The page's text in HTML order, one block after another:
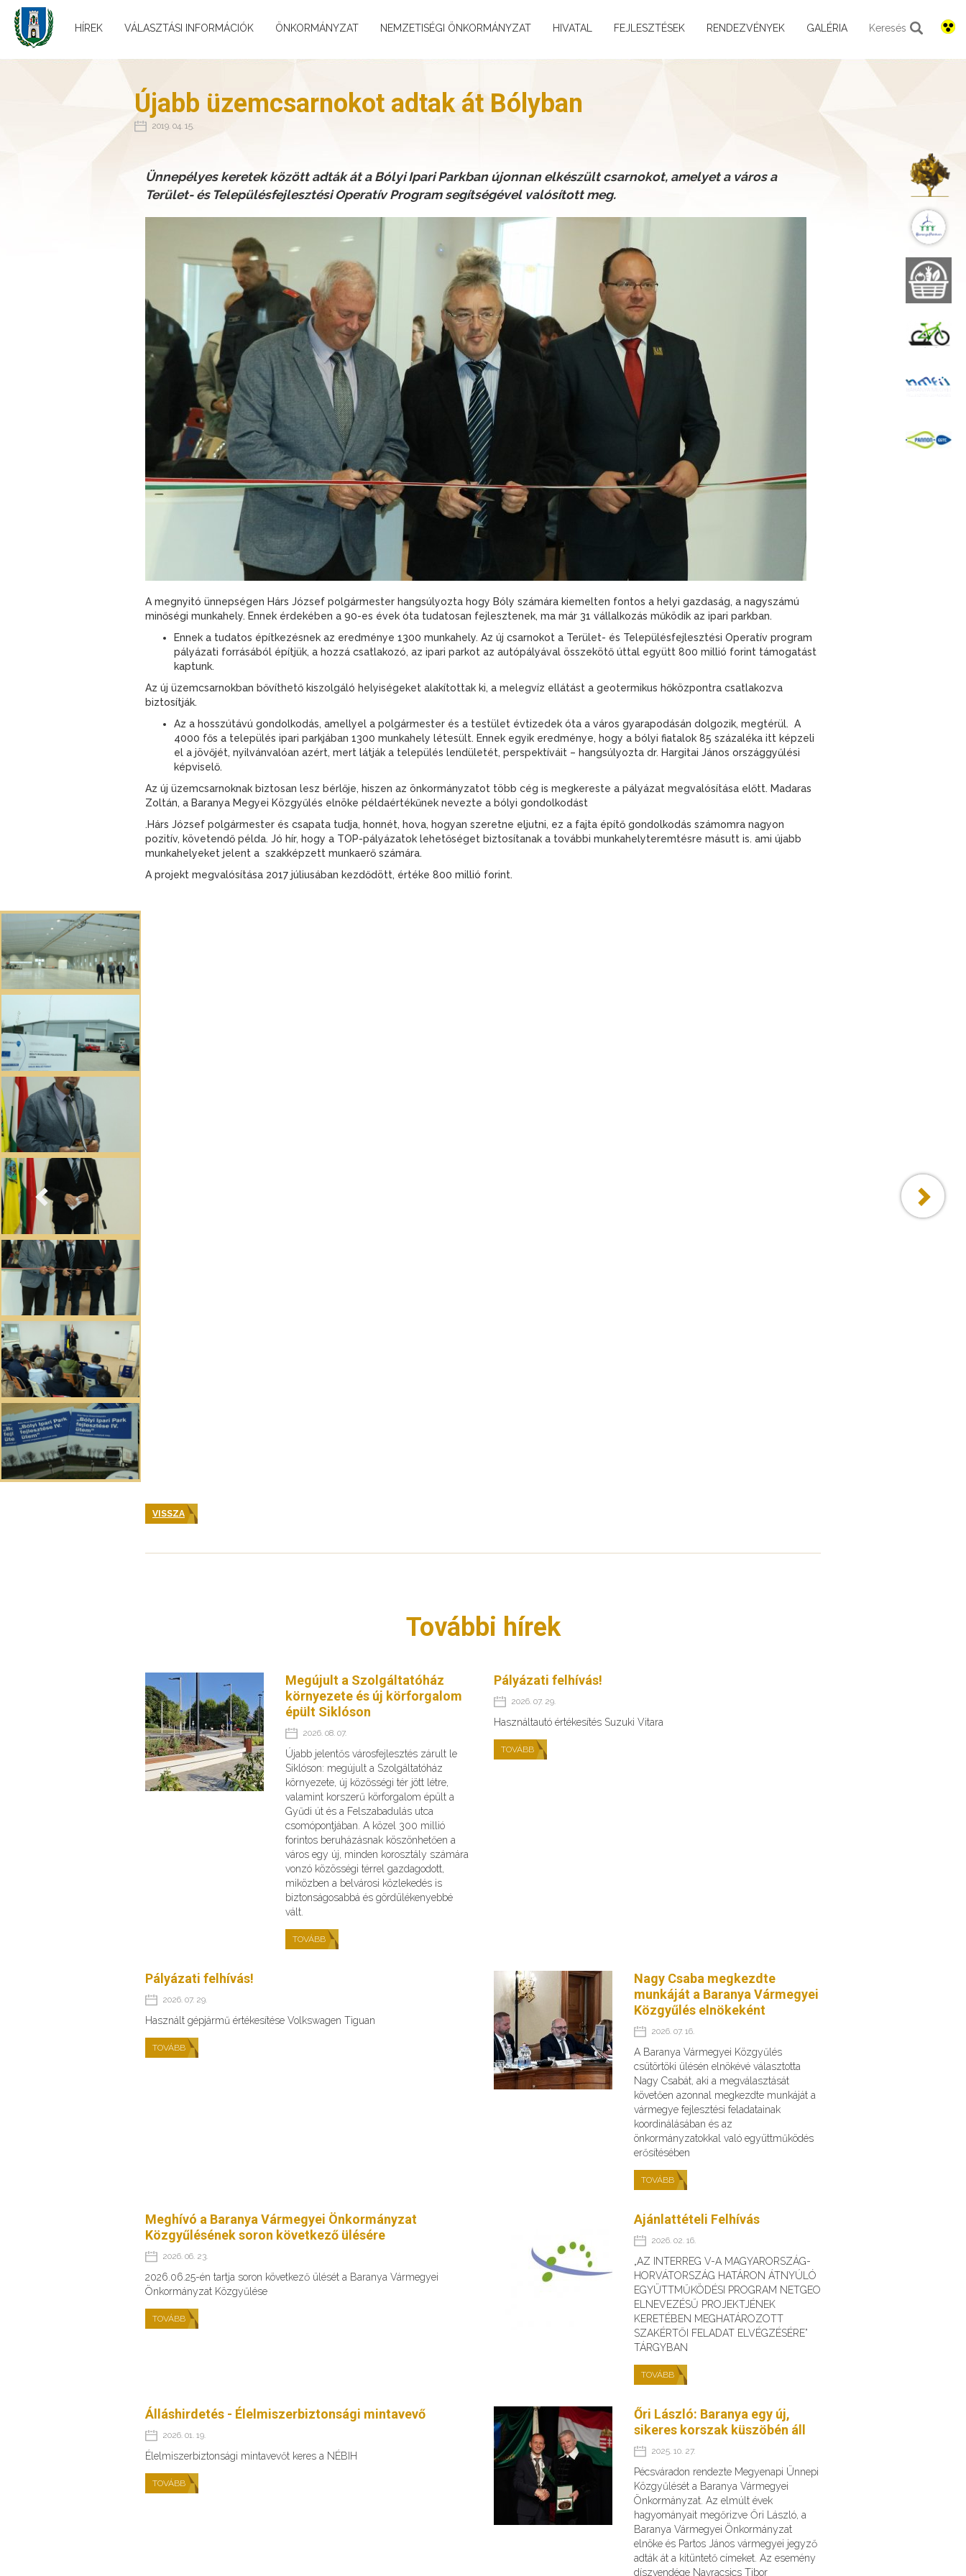
HÍREK VÁLASZTÁSI INFORMÁCIÓK ÖNKORMÁNYZAT NEMZETISÉGI ÖNKORMÁNYZAT HIVATAL FEJLESZTÉSEK RENDEZVÉNYEK GALÉRIA Keresés
Újabb üzemcsarnokot adtak át Bólyban
2019. 04. 15.
Ünnepélyes keretek között adták át a Bólyi Ipari Parkban újonnan elkészült csarnokot, amelyet a város a
Terület- és Településfejlesztési Operatív Program segítségével valósított meg.
A megnyitó ünnepségen Hárs József polgármester hangsúlyozta hogy Bóly számára kiemelten fontos a helyi gazdaság, a nagyszámú
minőségi munkahely. Ennek érdekében a 90-es évek óta tudatosan fejlesztenek, ma már 31 vállalkozás működik az ipari parkban.
Ennek a tudatos építkezésnek az eredménye 1300 munkahely. Az új csarnokot a Terület- és Településfejlesztési Operatív program
pályázati forrásából építjük, a hozzá csatlakozó, az ipari parkot az autópályával összekötő úttal együtt 800 millió forint támogatást
kaptunk.
Az új üzemcsarnokban bővíthető kiszolgáló helyiségeket alakítottak ki, a melegvíz ellátást a geotermikus hőközpontra csatlakozva
biztosítják.
Az a hosszútávú gondolkodás, amellyel a polgármester és a testület évtizedek óta a város gyarapodásán dolgozik, megtérül. A
4000 fős a település ipari parkjában 1300 munkahely létesült. Ennek egyik eredménye, hogy a bólyi fiatalok 85 százaléka itt képzeli
el a jövőjét, nyilvánvalóan azért, mert látják a település lendületét, perspektíváit – hangsúlyozta dr. Hargitai János országgyűlési
képviselő.
Az új üzemcsarnoknak biztosan lesz bérlője, hiszen az önkormányzatot több cég is megkereste a pályázat megvalósítása előtt. Madaras
Zoltán, a Baranya Megyei Közgyűlés elnöke példaértékűnek nevezte a bólyi gondolkodást
.Hárs József polgármester és csapata tudja, honnét, hova, hogyan szeretne eljutni, ez a fajta építő gondolkodás számomra nagyon
pozitív, követendő példa. Jó hír, hogy a TOP-pályázatok lehetőséget biztosítanak a további munkahelyteremtésre másutt is. ami újabb
munkahelyeket jelent a szakképzett munkaerő számára.
A projekt megvalósítása 2017 júliusában kezdődött, értéke 800 millió forint.
VISSZA
További hírek
Megújult a Szolgáltatóház
környezete és új körforgalom
épült Siklóson
2026. 08. 07.
Újabb jelentős városfejlesztés zárult le
Siklóson: megújult a Szolgáltatóház
környezete, új közösségi tér jött létre,
valamint korszerű körforgalom épült a
Gyűdi út és a Felszabadulás utca
csomópontjában. A közel 300 millió
forintos beruházásnak köszönhetően a
város egy új, minden korosztály számára
vonzó közösségi térrel gazdagodott,
miközben a belvárosi közlekedés is
biztonságosabbá és gördülékenyebbé
vált.
TOVÁBB
Pályázati felhívás!
2026. 07. 29.
Használtautó értékesítés Suzuki Vitara
TOVÁBB
Pályázati felhívás!
2026. 07. 29.
Használt gépjármű értékesítése Volkswagen Tiguan
TOVÁBB
Nagy Csaba megkezdte
munkáját a Baranya Vármegyei
Közgyűlés elnökeként
2026. 07. 16.
A Baranya Vármegyei Közgyűlés
csütörtöki ülésén elnökévé választotta
Nagy Csabát, aki a megválasztását
követően azonnal megkezdte munkáját a
vármegye fejlesztési feladatainak
koordinálásában és az
önkormányzatokkal való együttműködés
erősítésében
TOVÁBB
Meghívó a Baranya Vármegyei Önkormányzat
Közgyűlésének soron következő ülésére
2026. 06. 23.
2026.06.25-én tartja soron következő ülését a Baranya Vármegyei
Önkormányzat Közgyűlése
TOVÁBB
Ajánlattételi Felhívás
2026. 02. 16.
„AZ INTERREG V-A MAGYARORSZÁG-
HORVÁTORSZÁG HATÁRON ÁTNYÚLÓ
EGYÜTTMŰKÖDÉSI PROGRAM NETGEO
ELNEVEZÉSŰ PROJEKTJÉNEK
KERETÉBEN MEGHATÁROZOTT
SZAKÉRTŐI FELADAT ELVÉGZÉSÉRE”
TÁRGYBAN
TOVÁBB
Álláshirdetés - Élelmiszerbiztonsági mintavevő
2026. 01. 19.
Élelmiszerbiztonsági mintavevőt keres a NÉBIH
TOVÁBB
Őri László: Baranya egy új,
sikeres korszak küszöbén áll
2025. 10. 27.
Pécsváradon rendezte Megyenapi Ünnepi
Közgyűlését a Baranya Vármegyei
Önkormányzat. Az elmúlt évek
hagyományait megőrizve Őri László, a
Baranya Vármegyei Önkormányzat
elnöke és Partos János vármegyei jegyző
adták át a kitüntető címeket. Az esemény
díszvendége Navracsics Tibor